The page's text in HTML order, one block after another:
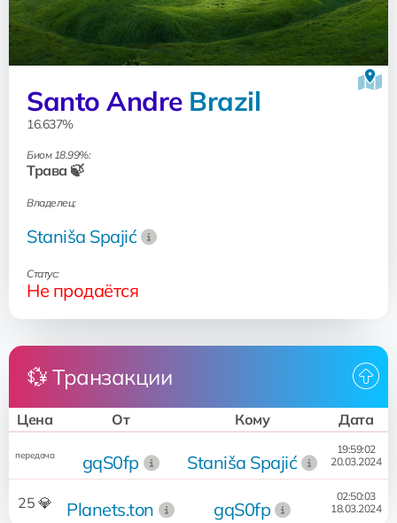
Santo Andre Brazil
16.637%
Биом 18.99%:
Трава 🍃
Владелец:
Staniša Spajić
Статус:
Не продаётся
💱 Транзакции
Цена От Кому Дата
передача gqS0fp Staniša Spajić
19:59:02
20.03.2024
25 💎 Planets.ton gqS0fp
02:50:03
18.03.2024